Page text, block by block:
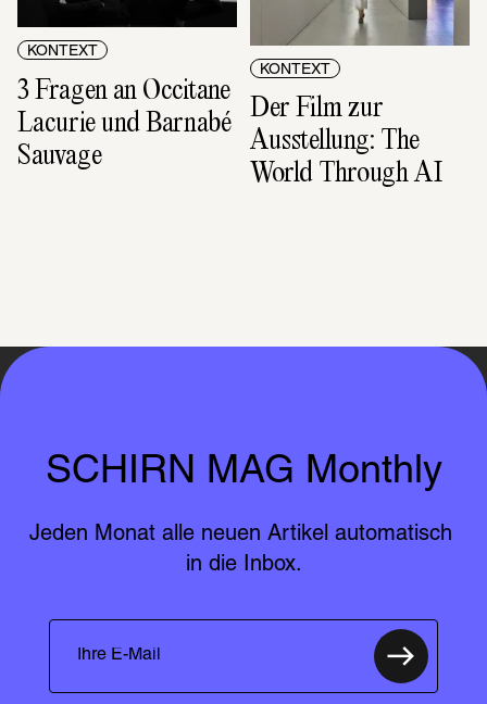
KONTEXT
3 Fragen an Occitane
Lacurie und Barnabé
Sauvage
KONTEXT
Der Film zur
Ausstellung: The
World Through AI
SCHIRN MAG Monthly
Jeden Monat alle neuen Artikel automatisch
in die Inbox.